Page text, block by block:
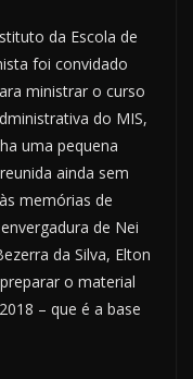
da Escola de
foi convidado
ministrar o curso
do MIS,
uma pequena
ainda sem
memórias de
de Nei
da Silva, Elton
o material
– que é a base